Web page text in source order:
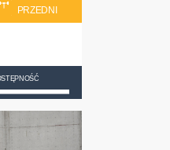
PRZEDNI